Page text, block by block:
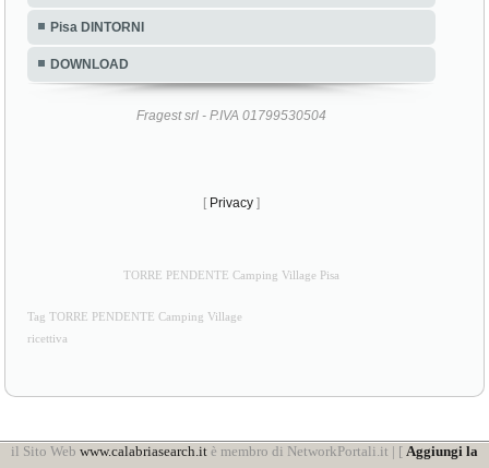
Pisa DINTORNI
DOWNLOAD
Fragest srl - P.IVA 01799530504
[ Privacy ]
TORRE PENDENTE Camping Village Pisa
Tag TORRE PENDENTE Camping Village
ricettiva
il Sito Web www.calabriasearch.it è membro di NetworkPortali.it | [ Aggiungi la